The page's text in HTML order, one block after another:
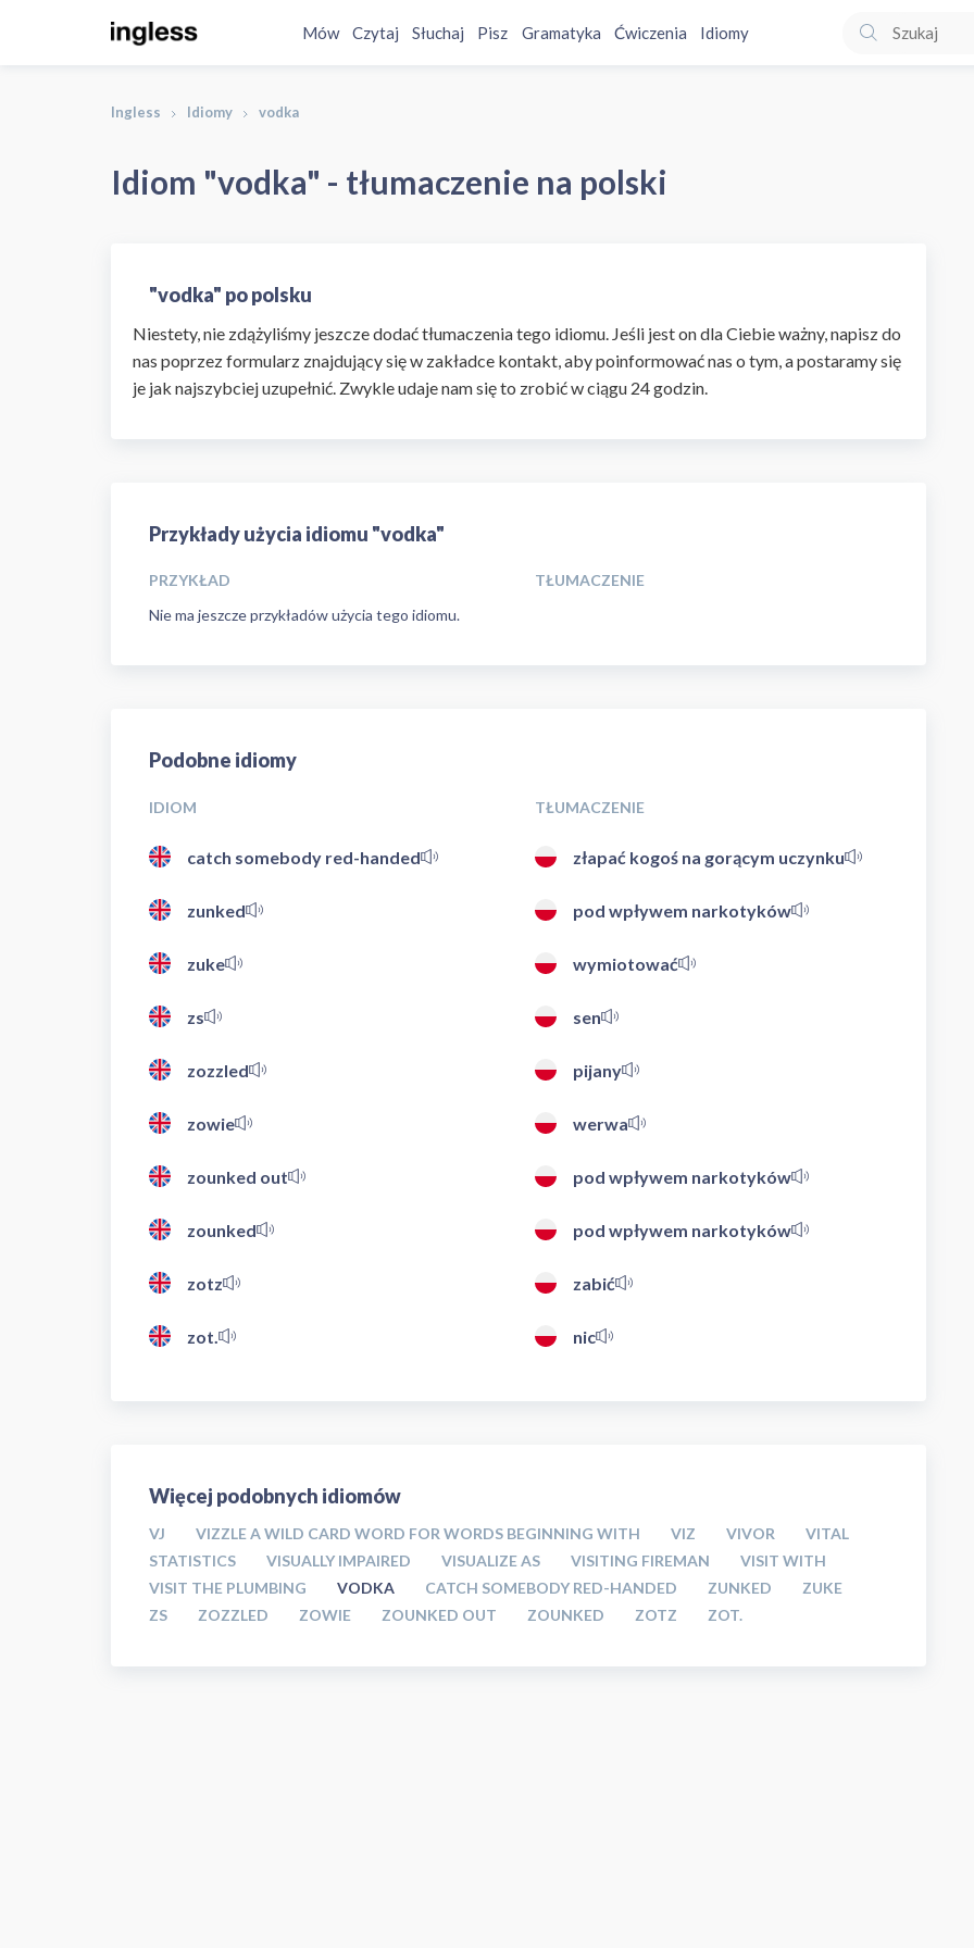
Mów Czytaj Słuchaj Pisz Gramatyka Ćwiczenia Idiomy
Ingless Idiomy vodka
Idiom "vodka" - tłumaczenie na polski
"vodka" po polsku
Niestety, nie zdążyliśmy jeszcze dodać tłumaczenia tego idiomu. Jeśli jest on dla Ciebie ważny, napisz do
nas poprzez formularz znajdujący się w zakładce kontakt, aby poinformować nas o tym, a postaramy się
je jak najszybciej uzupełnić. Zwykle udaje nam się to zrobić w ciągu 24 godzin.
Przykłady użycia idiomu "vodka"
PRZYKŁAD
TŁUMACZENIE
Nie ma jeszcze przykładów użycia tego idiomu.
Podobne idiomy
IDIOM TŁUMACZENIE
catch somebody red-handed złapać kogoś na gorącym uczynku
zunked pod wpływem narkotyków
zuke wymiotować
zs sen
zozzled pijany
zowie werwa
zounked out pod wpływem narkotyków
zounked pod wpływem narkotyków
zotz zabić
zot. nic
Więcej podobnych idiomów
VJ VIZZLE A WILD CARD WORD FOR WORDS BEGINNING WITH VIZ VIVOR
VITAL
STATISTICS
VISUALLY IMPAIRED VISUALIZE AS VISITING FIREMAN
VISIT WITH
VISIT THE PLUMBING
VODKA CATCH SOMEBODY RED-HANDED ZUNKED
ZUKE
ZS
ZOZZLED ZOWIE ZOUNKED OUT ZOUNKED ZOTZ ZOT.